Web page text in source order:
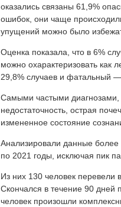
оказались связаны 61,9%
ошибок, они чаще
упущений можно было
Оценка показала, что в 6%
можно охарактеризовать как
29,8% случаев и фатальный
Самыми частыми диагнозами,
недостаточность, острая
измененное состояние
Анализировали данные более
по 2021 годы, исключая пик
Из них 130 человек перевели
Скончался в течение 90 дней
человек произошли